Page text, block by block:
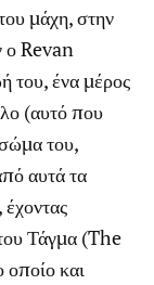
μάχη, στην
ο Revan
του, ένα μέρος
(αυτό που
του,
αυτά τα
Τάγμα (The
και